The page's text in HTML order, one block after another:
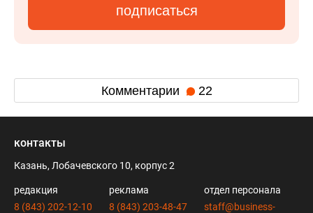
подписаться
Комментарии 22
контакты
Казань, Лобачевского 10, корпус 2
редакция
8 (843) 202-12-10
реклама
8 (843) 203-48-47
отдел персонала
staff@business-